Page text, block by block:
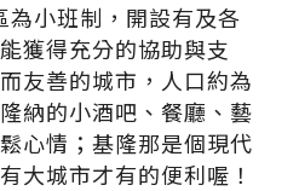
小班制，開設有及各
獲得充分的協助與支
友善的城市，人口約為
納的小酒吧、餐廳、藝
心情；基隆那是個現代
大城市才有的便利喔！